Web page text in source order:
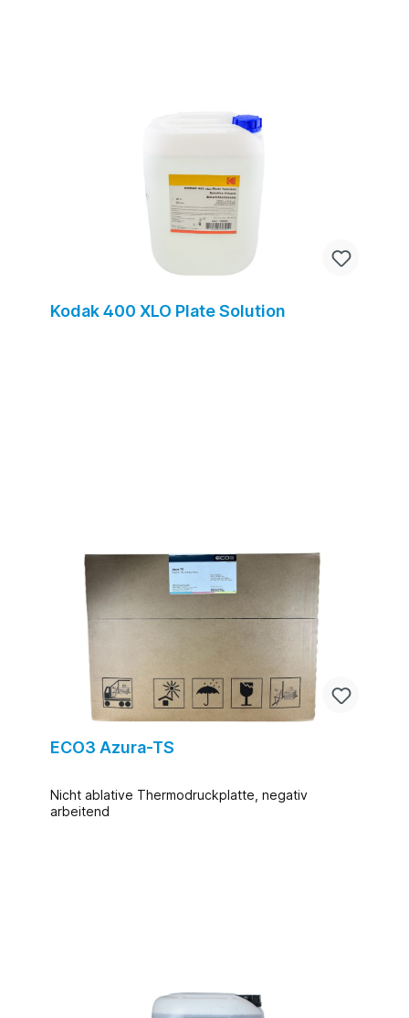
Kodak 400 XLO Plate Solution
ECO3 Azura-TS
Nicht ablative Thermodruckplatte, negativ
arbeitend